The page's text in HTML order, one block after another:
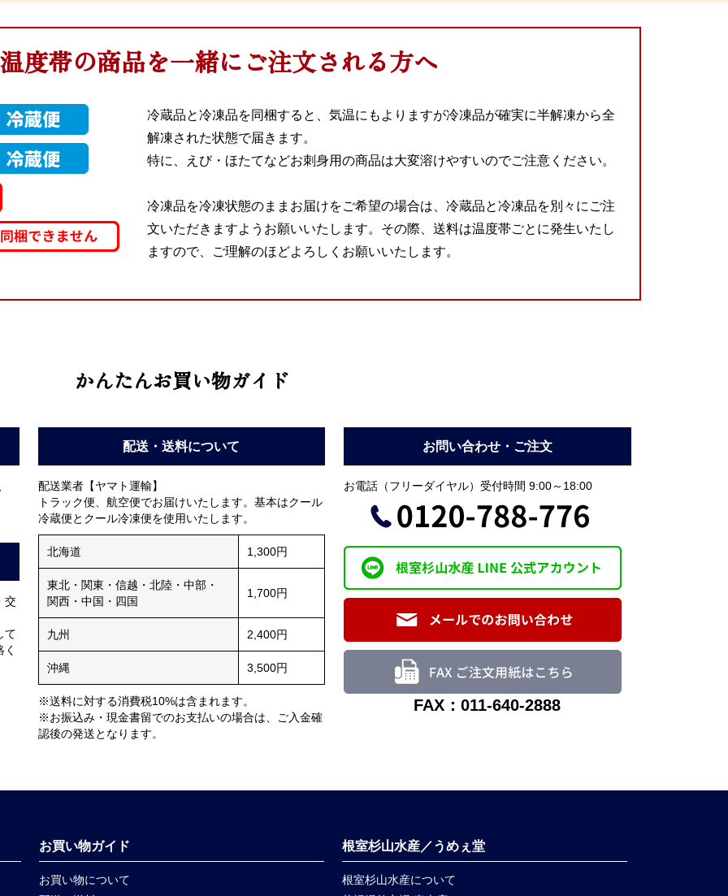
度帯の商品を一緒にご注文される方へ
冷蔵品と冷凍品を同梱すると、気温にもよりますが冷凍品が確実に半解凍から全
解凍された状態で届きます。
特に、えび・ほたてなどお刺身用の商品は大変溶けやすいのでご注意ください。
冷凍品を冷凍状態のままお届けをご希望の場合は、冷蔵品と冷凍品を別々にご注
文いただきますようお願いいたします。その際、送料は温度帯ごとに発生いたし
ますので、ご理解のほどよろしくお願いいたします。
かんたんお買い物ガイド
交
て
配送・送料について
配送業者【ヤマト運輸】
トラック便、航空便でお届けいたします。基本はクール
冷蔵便とクール冷凍便を使用いたします。
北海道 1,300円
東北・関東・信越・北陸・中部・
関西・中国・四国
1,700円
九州 2,400円
沖縄 3,500円
※送料に対する消費税10%は含まれます。
※お振込み・現金書留でのお支払いの場合は、ご入金確
認後の発送となります。
お問い合わせ・ご注文
お電話（フリーダイヤル）受付時間 9:00～18:00
FAX：011-640-2888
お買い物ガイド
お買い物について
根室杉山水産／うめぇ堂
根室杉山水産について